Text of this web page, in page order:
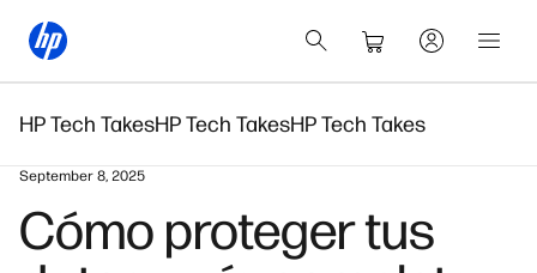
HP Tech TakesHP Tech TakesHP Tech Takes
September 8, 2025
Cómo proteger tus